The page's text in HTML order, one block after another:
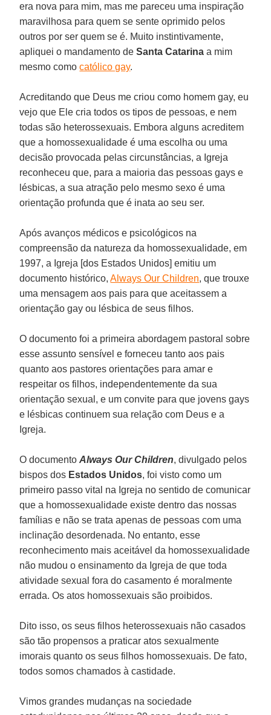
era nova para mim, mas me pareceu uma inspiração
maravilhosa para quem se sente oprimido pelos
outros por ser quem se é. Muito instintivamente,
apliquei o mandamento deSanta Catarina a mim
mesmo comocatólico gay.
Acreditando que Deus me criou como homem gay, eu
vejo que Ele cria todos os tipos de pessoas, e nem
todas são heterossexuais. Embora alguns acreditem
que a homossexualidade é uma escolha ou uma
decisão provocada pelas circunstâncias, a Igreja
reconheceu que, para a maioria das pessoas gays e
lésbicas, a sua atração pelo mesmo sexo é uma
orientação profunda que é inata ao seu ser.
Após avanços médicos e psicológicos na
compreensão da natureza da homossexualidade, em
1997, a Igreja [dos Estados Unidos] emitiu um
documento histórico,Always Our Children, que trouxe
uma mensagem aos pais para que aceitassem a
orientação gay ou lésbica de seus filhos.
O documento foi a primeira abordagem pastoral sobre
esse assunto sensível e forneceu tanto aos pais
quanto aos pastores orientações para amar e
respeitar os filhos, independentemente da sua
orientação sexual, e um convite para que jovens gays
e lésbicas continuem sua relação com Deus e a
Igreja.
O documentoAlways Our Children, divulgado pelos
bispos dos Estados Unidos, foi visto como um
primeiro passo vital na Igreja no sentido de comunicar
que a homossexualidade existe dentro das nossas
famílias e não se trata apenas de pessoas com uma
inclinação desordenada. No entanto, esse
reconhecimento mais aceitável da homossexualidade
não mudou o ensinamento da Igreja de que toda
atividade sexual fora do casamento é moralmente
errada. Os atos homossexuais são proibidos.
Dito isso, os seus filhos heterossexuais não casados
são tão propensos a praticar atos sexualmente
imorais quanto os seus filhos homossexuais. De fato,
todos somos chamados à castidade.
Vimos grandes mudanças na sociedade